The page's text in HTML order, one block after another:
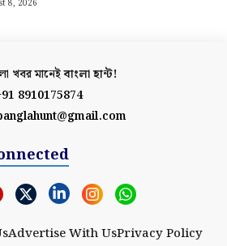
8, 2026
খবর মানেইবাংলা হান্ট!
8910175874
Advertise With UsPrivacy Policy